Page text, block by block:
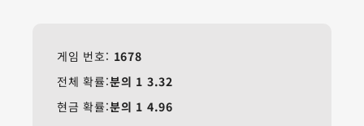
게임 번호: 1678
전체 확률:분의 1 3.32
현금 확률:분의 1 4.96